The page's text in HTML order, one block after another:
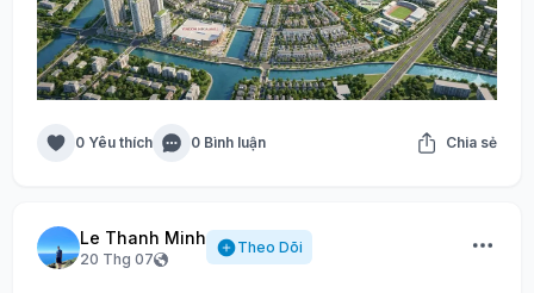
0 Yêu thích 0 Bình luận Chia sẻ
Le Thanh Minh
20 Thg 07
Theo Dõi